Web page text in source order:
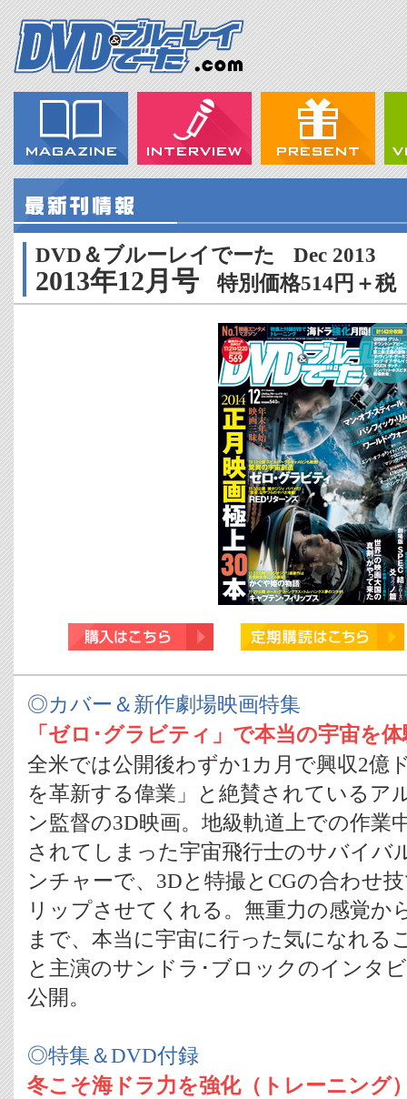
DVD＆ブルーレイでーた Dec 2013
2013年12月号 特別価格514円＋税
◎カバー＆新作劇場映画特集
「ゼロ･グラビティ」で本当の宇宙を
全米では公開後わずか1カ月で興収2億
を革新する偉業」と絶賛されているア
ン監督の3D映画。地級軌道上での作業
されてしまった宇宙飛行士のサバイバ
ンチャーで、3Dと特撮とCGの合わせ
リップさせてくれる。無重力の感覚か
まで、本当に宇宙に行った気になれる
と主演のサンドラ･ブロックのインタ
公開。
◎特集＆DVD付録
冬こそ海ドラ力を強化（トレーニング